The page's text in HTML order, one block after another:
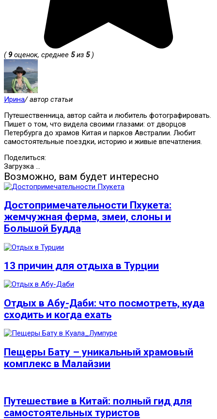
( 9оценок, среднее 5из 5)
Ирина/ автор статьи
Путешественница, автор сайта и любитель фотографировать.
Пишет о том, что видела своими глазами: от дворцов
Петербурга до храмов Китая и парков Австралии. Любит
самостоятельные поездки, историю и живые впечатления.
Поделиться:
Загрузка ...
Возможно, вам будет интересно
Достопримечательности Пхукета:
жемчужная ферма, змеи, слоны и
Большой Будда
13 причин для отдыха в Турции
Отдых в Абу-Даби: что посмотреть, куда
сходить и когда ехать
Пещеры Бату – уникальный храмовый
комплекс в Малайзии
Путешествие в Китай: полный гид для
самостоятельных туристов